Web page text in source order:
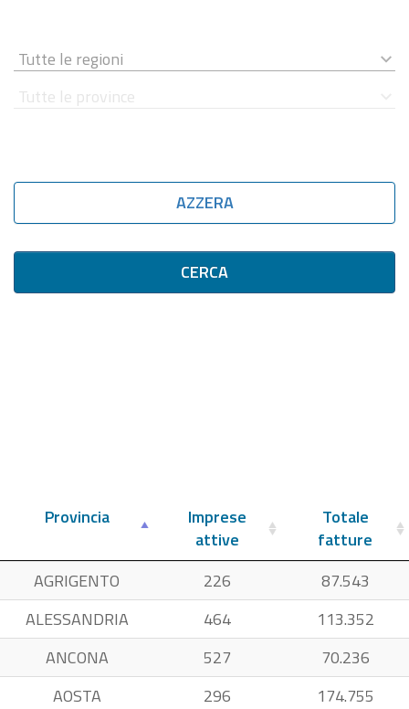
AZZERA
CERCA
Provincia
Imprese
attive
Totale
fatture
AGRIGENTO
226
87.543
ALESSANDRIA
464
113.352
ANCONA
527
70.236
AOSTA
296
174.755